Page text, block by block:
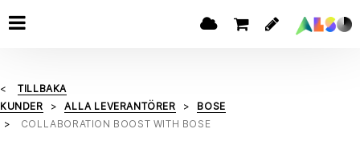
TILLBAKA
KUNDER
ALLA LEVERANTÖRER
BOSE
COLLABORATION BOOST WITH BOSE